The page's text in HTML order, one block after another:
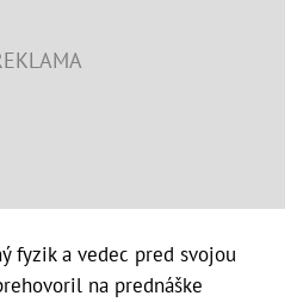
fyzik a vedec pred svojou
na prednáške